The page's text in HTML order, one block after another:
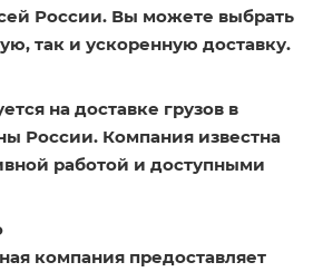
России. Вы можете выбрать
так и ускоренную доставку.
на доставке грузов в
России. Компания известна
работой и доступными
компания предоставляет